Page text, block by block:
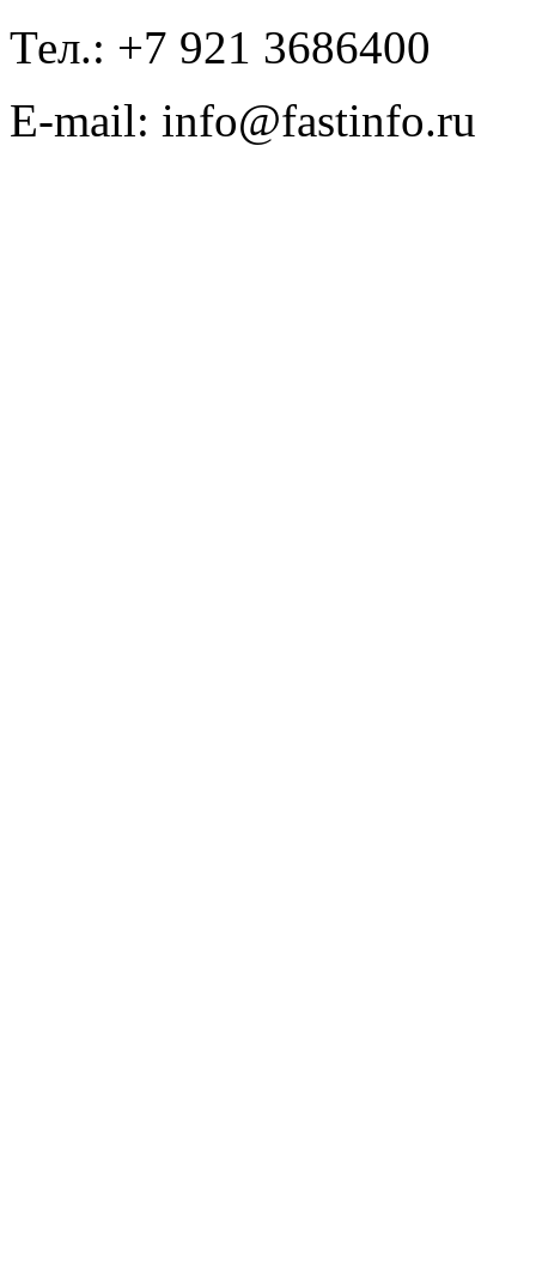
Тел.: +7 921 3686400
E-mail: info@fastinfo.ru